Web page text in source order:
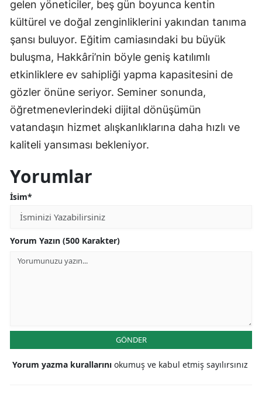
gelen yöneticiler, beş gün boyunca kentin
kültürel ve doğal zenginliklerini yakından tanıma
şansı buluyor. Eğitim camiasındaki bu büyük
buluşma, Hakkâri’nin böyle geniş katılımlı
etkinliklere ev sahipliği yapma kapasitesini de
gözler önüne seriyor. Seminer sonunda,
öğretmenevlerindeki dijital dönüşümün
vatandaşın hizmet alışkanlıklarına daha hızlı ve
kaliteli yansıması bekleniyor.
Yorumlar
İsim*
Yorum Yazın (500 Karakter)
GÖNDER
Yorum yazma kurallarını okumuş ve kabul etmiş sayılırsınız